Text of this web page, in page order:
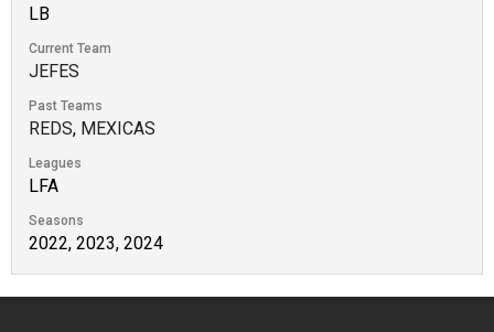
LB
Current Team
JEFES
Past Teams
REDS, MEXICAS
Leagues
LFA
Seasons
2022, 2023, 2024